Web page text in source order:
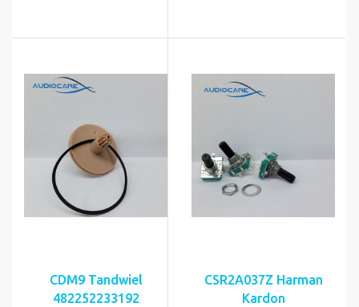
CDM9 Tandwiel
482252233192
CSR2A037Z Harman
Kardon